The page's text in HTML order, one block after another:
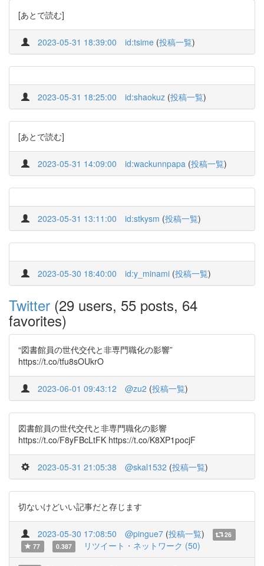
[あとで読む]
2023-05-31 18:39:00 id:tsime (投稿一覧)
2023-05-31 18:25:00 id:shaokuz (投稿一覧)
[あとで読む]
2023-05-31 14:09:00 id:wackunnpapa (投稿一覧)
2023-05-31 13:11:00 id:stkysm (投稿一覧)
2023-05-30 18:40:00 id:y_minami (投稿一覧)
Twitter (29 users, 55 posts, 64
favorites)
“図書館員の世代交代と非専門職化の影響”
https://t.co/tfu8sOUkrO
2023-06-01 09:43:12 @zu2 (投稿一覧)
図書館員の世代交代と非専門職化の影響
https://t.co/F8yFBcLtFK https://t.co/K8XP1pocjF
2023-05-31 21:05:38 @skal1532 (投稿一覧)
切ないけどいい記事だと存じます
2023-05-30 17:08:50 @pingue7 (投稿一覧)
26
77
0.387 リツイート・ネットワーク (50)